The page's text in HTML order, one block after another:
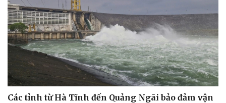
Thể thao
Bóng đá
Lịch thi đấu bóng đá
Thế giới thể thao
eSports
Hậu trường
Ô tô
Xe máy
Các tỉnh từ Hà Tĩnh đến Quảng Ngãi bảo đảm vận